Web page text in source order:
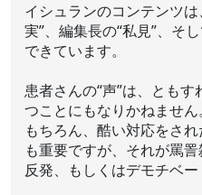
イシュランのコンテンツ
実”、編集長の“私見”、そ
できています。
患者さんの“声”は、とも
つことにもなりかねません。
もちろん、酷い対応をさ
も重要ですが、それが罵
反発、もしくはデモチベー